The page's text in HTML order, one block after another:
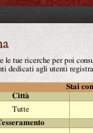
le tue ricerche per poi
dedicati agli utenti
Stai
Città
Tutte